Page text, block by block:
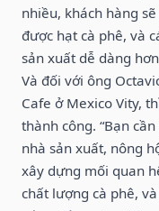
nhiều, khách hàng
được hạt cà phê, và
sản xuất dễ dàng
Và đối với ông
Cafe ở Mexico Vity,
thành công. “Bạn
nhà sản xuất, nông
xây dựng mối quan
chất lượng cà phê,